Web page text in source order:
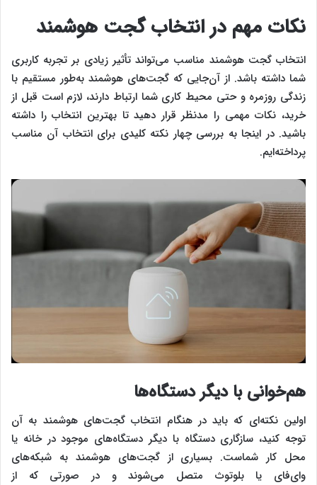
نکات مهم در انتخاب گجت هوشمند
انتخاب گجت هوشمند مناسب می‌تواند تأثیر زیادی بر تجربه کاربری
شما داشته باشد. از آن‌جایی که گجت‌های هوشمند به‌طور مستقیم با
زندگی روزمره و حتی محیط کاری شما ارتباط دارند، لازم است قبل از
خرید، نکات مهمی را مدنظر قرار دهید تا بهترین انتخاب را داشته
باشید. در اینجا به بررسی چهار نکته کلیدی برای انتخاب آن مناسب
پرداخته‌ایم.
هم‌خوانی با دیگر دستگاه‌ها
اولین نکته‌ای که باید در هنگام انتخاب گجت‌های هوشمند به آن
توجه کنید، سازگاری دستگاه با دیگر دستگاه‌های موجود در خانه یا
محل کار شماست. بسیاری از گجت‌های هوشمند به شبکه‌های
وای‌فای یا بلوتوث متصل می‌شوند و در صورتی که از